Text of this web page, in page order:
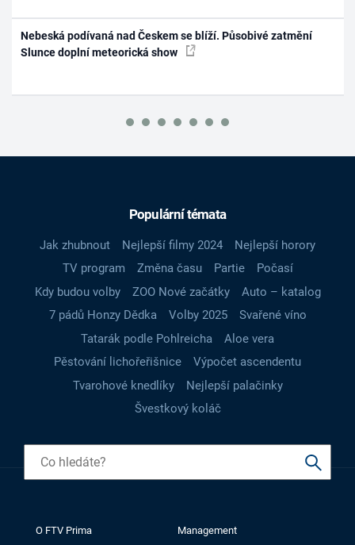
Nebeská podívaná nad Českem se blíží. Působivé zatmění
Slunce doplní meteorická show
Populární témata
Jak zhubnout Nejlepší filmy 2024
Nejlepší horory
TV program
Změna času Partie
Počasí
Kdy budou volby
ZOO Nové začátky
Auto – katalog
7 pádů Honzy Dědka
Volby 2025
Svařené víno
Tatarák podle Pohlreicha
Aloe vera
Pěstování lichořeřišnice
Výpočet ascendentu
Tvarohové knedlíky
Nejlepší palačinky
Švestkový koláč
O FTV Prima Management